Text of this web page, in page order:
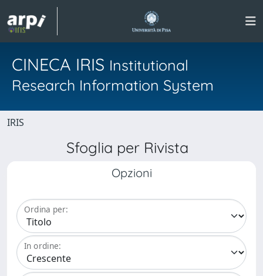
CINECA IRIS Institutional
Research Information System
IRIS
Sfoglia per Rivista
Opzioni
Ordina per:
In ordine: